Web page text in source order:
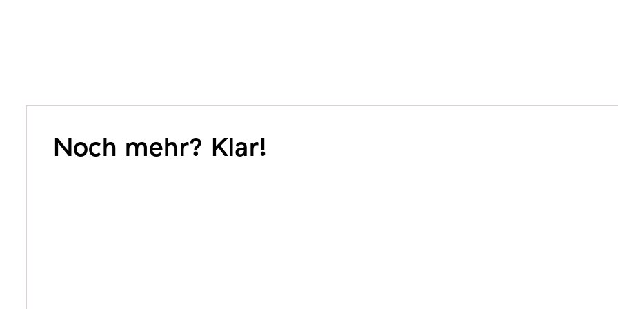
Noch mehr? Klar!